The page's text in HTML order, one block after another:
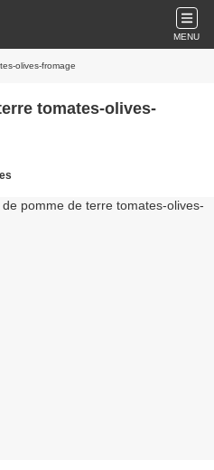
MENU
olives-fromage
tomates-olives-